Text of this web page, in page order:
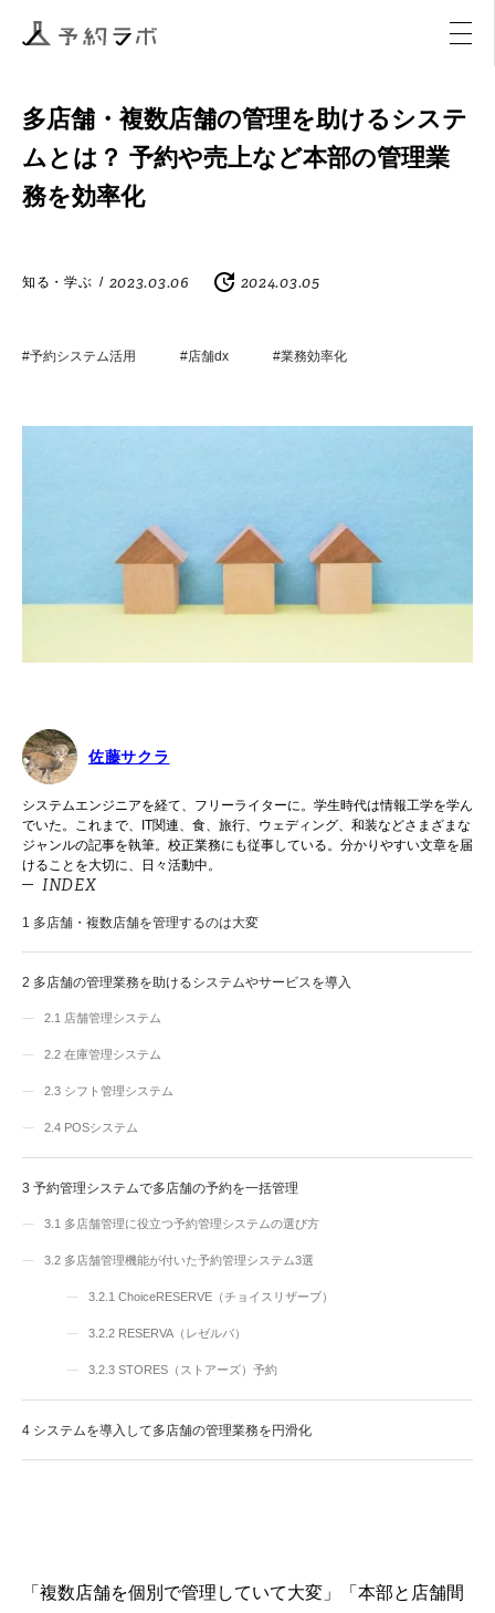
アクティビティ
多店舗・複数店舗の管理を助けるシステ
ムとは？ 予約や売上など本部の管理業
務を効率化
知る・学ぶ / 2023.03.06 2024.03.05
#予約システム活用 #店舗dx #業務効率化
佐藤サクラ
システムエンジニアを経て、フリーライターに。学生時代は情報工学を学ん
でいた。これまで、IT関連、食、旅行、ウェディング、和装などさまざまな
ジャンルの記事を執筆。校正業務にも従事している。分かりやすい文章を届
けることを大切に、日々活動中。
INDEX
1 多店舗・複数店舗を管理するのは大変
2 多店舗の管理業務を助けるシステムやサービスを導入
2.1 店舗管理システム
2.2 在庫管理システム
2.3 シフト管理システム
2.4 POSシステム
3 予約管理システムで多店舗の予約を一括管理
3.1 多店舗管理に役立つ予約管理システムの選び方
3.2 多店舗管理機能が付いた予約管理システム3選
3.2.1 ChoiceRESERVE（チョイスリザーブ）
3.2.2 RESERVA（レゼルバ）
3.2.3 STORES（ストアーズ）予約
4 システムを導入して多店舗の管理業務を円滑化
「複数店舗を個別で管理していて大変」「本部と店舗間